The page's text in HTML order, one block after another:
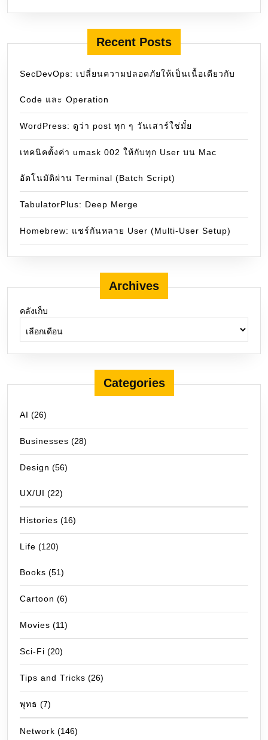
Recent Posts
SecDevOps: เปลี่ยนความปลอดภัยให้เป็นเนื้อเดียวกับ
Code และ Operation
WordPress: ดูว่า post ทุก ๆ วันเสาร์ใช่มั๋ย
เทคนิคตั้งค่า umask 002 ให้กับทุก User บน Mac
อัตโนมัติผ่าน Terminal (Batch Script)
TabulatorPlus: Deep Merge
Homebrew: แชร์กันหลาย User (Multi-User Setup)
Archives
คลังเก็บ
Categories
AI (26)
Businesses (28)
Design (56)
UX/UI (22)
Histories (16)
Life (120)
Books (51)
Cartoon (6)
Movies (11)
Sci-Fi (20)
Tips and Tricks (26)
พุทธ (7)
Network (146)